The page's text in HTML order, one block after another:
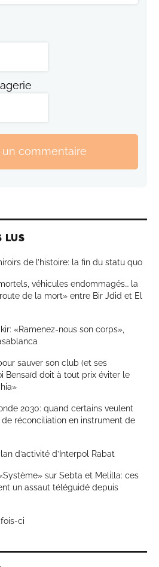
un commentaire
LUS
de l’histoire: la fin du statu quo
véhicules endommagés… la
de la mort» entre Bir Jdid et El
«Ramenez-nous son corps»,
sauver son club (et ses
Bensaïd doit à tout prix éviter le
2030: quand certains veulent
réconciliation en instrument de
d’activité d’Interpol Rabat
sur Sebta et Melilla: ces
un assaut téléguidé depuis
ci